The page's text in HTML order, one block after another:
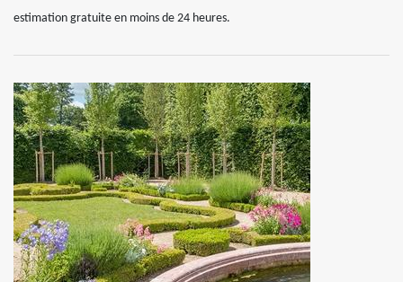
estimation gratuite en moins de 24 heures.